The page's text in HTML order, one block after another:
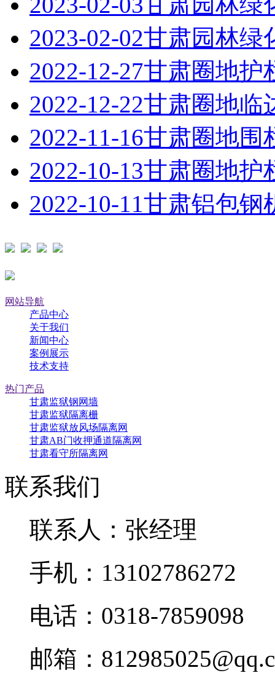
2023-02-02甘肃园林绿
2022-12-27甘肃圈地护
2022-12-22甘肃圈地临
2022-11-16甘肃圈地围
2022-10-13甘肃圈地护
2022-10-11甘肃铝包钢
网站导航
产品中心
关于我们
新闻中心
案例展示
技术支持
热门产品
甘肃监狱钢网墙
甘肃监狱隔离栅
甘肃监狱放风场隔离网
甘肃AB门收押通道隔离网
甘肃看守所隔离网
联系我们
联系人：张经理
手机：13102786272
电话：0318-7859098
邮箱：